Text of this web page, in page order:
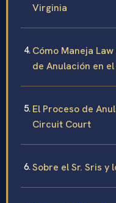
Virginia
Cómo Maneja Law
de Anulación en
El Proceso de
Circuit Court
Sobre el Sr. Sris y